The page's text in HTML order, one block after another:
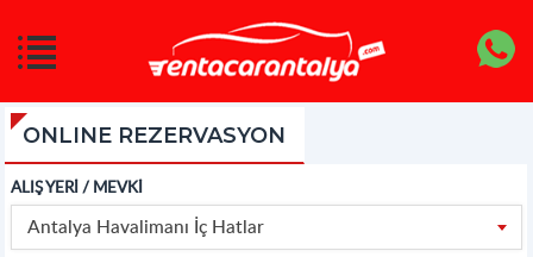
ONLINE REZERVASYON
ALIŞ YERİ / MEVKİ
Antalya Havalimanı İç Hatlar